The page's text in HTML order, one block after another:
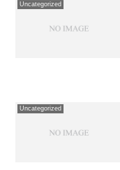
Uncategorized
Uncategorized